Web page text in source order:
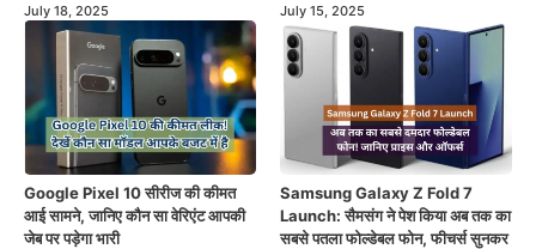
July 18, 2025 July 15, 2025
Google Pixel 10 सीरीज की कीमत
आई सामने, जानिए कौन सा वेरिएंट आपकी
जेब पर पड़ेगा भारी
Samsung Galaxy Z Fold 7
Launch: सैमसंग ने पेश किया अब तक का
सबसे पतला फोल्डेबल फोन, फीचर्स सुनकर